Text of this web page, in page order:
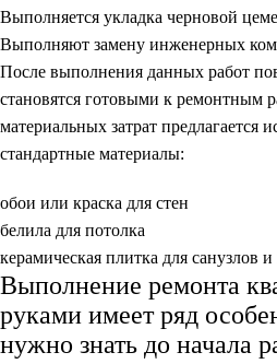
Выполняется укладка черновой
Выполняют замену инженерных
После выполнения данных работ
становятся готовыми к ремонтным
материальных затрат предлагается
стандартные материалы:
обои или краска для стен
белила для потолка
керамическая плитка для санузлов
Выполнение ремонта
руками имеет ряд
нужно знать до начала